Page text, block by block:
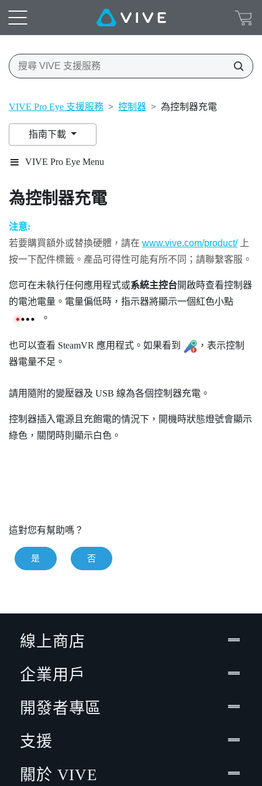
VIVE Pro Eye 支援服務 > 控制器 > 為控制器充電
指南下載
VIVE Pro Eye Menu
為控制器充電
注意:
若要購買額外或替換硬體，請在 www.vive.com/product/上
按一下配件標籤。產品可得性可能有所不同；請聯繫客服。
您可在未執行任何應用程式或系統主控台開啟時查看控制器
的電池電量。電量偏低時，指示器將顯示一個紅色小點
。
也可以查看 SteamVR 應用程式。如果看到
，表示控制
器電量不足。
請用隨附的變壓器及 USB 線為各個控制器充電。
控制器插入電源且充飽電的情況下，開機時狀態燈號會顯示
綠色，關閉時則顯示白色。
這對您有幫助嗎？
是 否
線上商店
企業用戶
開發者專區
支援
關於 VIVE